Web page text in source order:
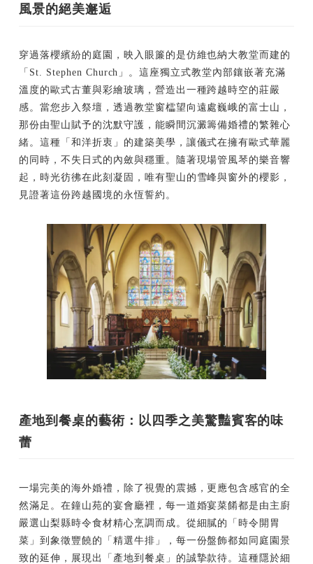
風景的絕美邂逅
穿過落櫻繽紛的庭園，映入眼簾的是仿維也納大教堂而建的
「St. Stephen Church」。這座獨立式教堂內部鑲嵌著充滿
溫度的歐式古董與彩繪玻璃，營造出一種跨越時空的莊嚴
感。當您步入祭壇，透過教堂窗櫺望向遠處巍峨的富士山，
那份由聖山賦予的沈默守護，能瞬間沉澱籌備婚禮的繁雜心
緒。這種「和洋折衷」的建築美學，讓儀式在擁有歐式華麗
的同時，不失日式的內斂與穩重。隨著現場管風琴的樂音響
起，時光彷彿在此刻凝固，唯有聖山的雪峰與窗外的櫻影，
見證著這份跨越國境的永恆誓約。
產地到餐桌的藝術：以四季之美驚豔賓客的味
蕾
一場完美的海外婚禮，除了視覺的震撼，更應包含感官的全
然滿足。在鐘山苑的宴會廳裡，每一道婚宴菜餚都是由主廚
嚴選山梨縣時令食材精心烹調而成。從細膩的「時令開胃
菜」到象徵豐饒的「精選牛排」，每一份盤飾都如同庭園景
致的延伸，展現出「產地到餐桌」的誠摯款待。這種隱於細